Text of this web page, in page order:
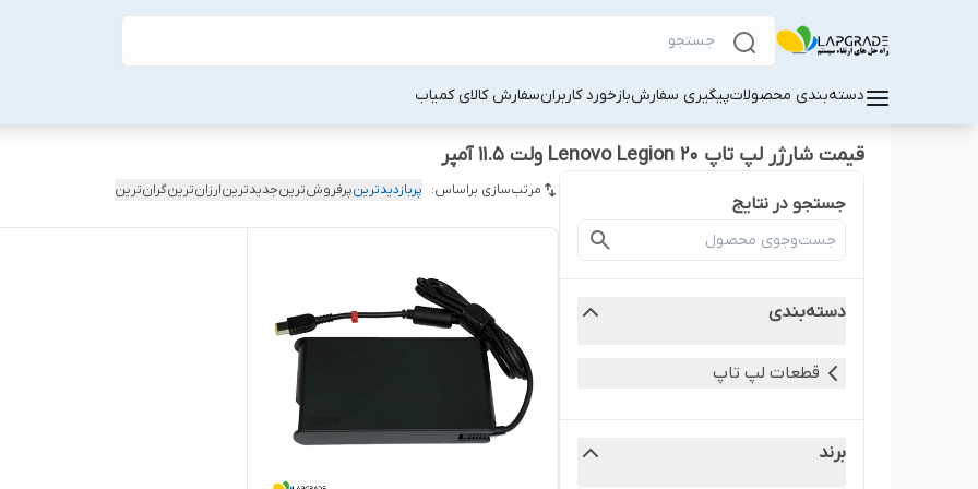
دسته‌بندی محصولاتپیگیری سفارشبازخورد کاربرانسفارش کالا‌ی کمیاب
قیمت شارژر لپ تاپ Lenovo Legion 20 ولت 11.5 آمپر
جستجو در نتایج
دسته‌بندی
قطعات لپ‌ تاپ
برند
مرتب‌سازی براساس: پربازدیدترینپرفروش‌ترینجدیدترینارزان‌ترینگران‌ترین